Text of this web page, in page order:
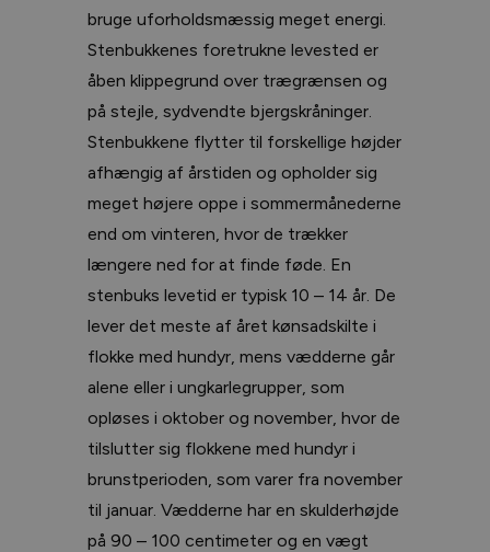
bruge uforholdsmæssig meget energi.
Stenbukkenes foretrukne levested er
åben klippegrund over trægrænsen og
på stejle, sydvendte bjergskråninger.
Stenbukkene flytter til forskellige højder
afhængig af årstiden og opholder sig
meget højere oppe i sommermånederne
end om vinteren, hvor de trækker
længere ned for at finde føde. En
stenbuks levetid er typisk 10 – 14 år. De
lever det meste af året kønsadskilte i
flokke med hundyr, mens vædderne går
alene eller i ungkarlegrupper, som
opløses i oktober og november, hvor de
tilslutter sig flokkene med hundyr i
brunstperioden, som varer fra november
til januar. Vædderne har en skulderhøjde
på 90 – 100 centimeter og en vægt